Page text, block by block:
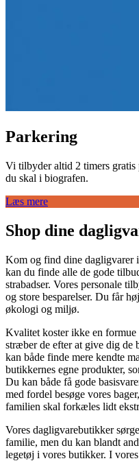
Parkering
Vi tilbyder altid 2 timers
du skal i biografen.
Læs mere
Shop dine
Kom og find dine dagligvarer
kan du finde alle de gode
strabadser. Vores personale
og store besparelser. Du får
økologi og miljø.
Kvalitet koster ikke en
stræber de efter at give dig de
kan både finde mere kendte
butikkernes egne produkter,
Du kan både få gode
med fordel besøge vores
familien skal forkæles lidt
Vores dagligvarebutikker
familie, men du kan blandt
legetøj i vores butikker. I